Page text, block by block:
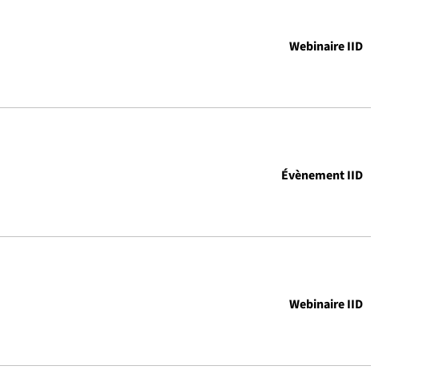
Webinaire IID
Évènement IID
Webinaire IID